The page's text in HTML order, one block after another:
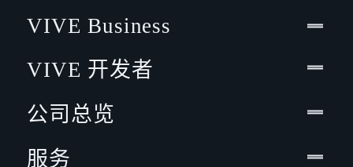
VIVE Business
VIVE 开发者
公司总览
服务